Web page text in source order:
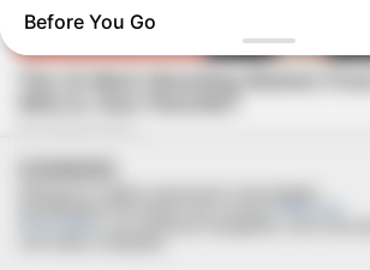
Before You Go